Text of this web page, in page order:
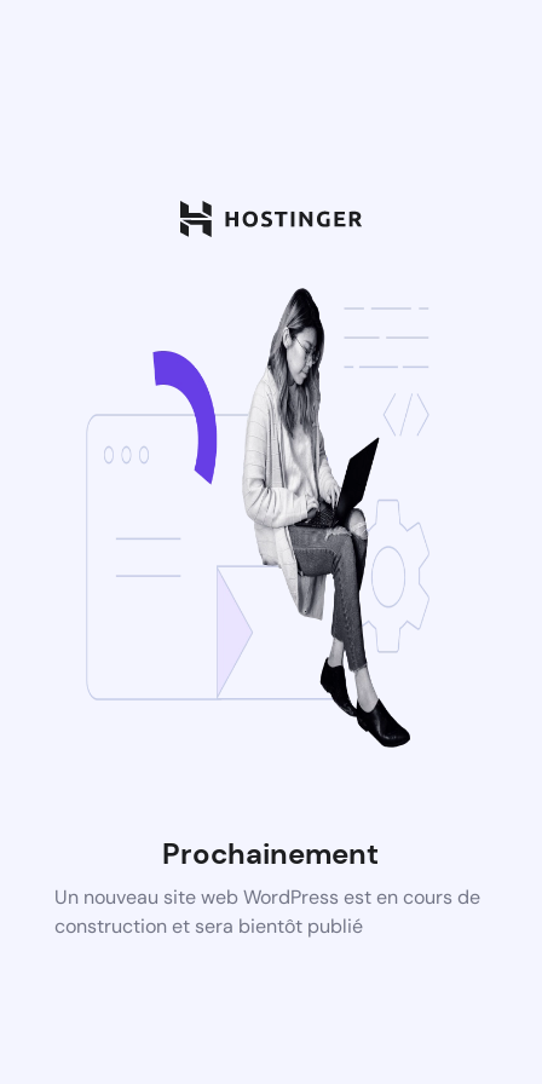
Prochainement
Un nouveau site web WordPress est en cours de
construction et sera bientôt publié